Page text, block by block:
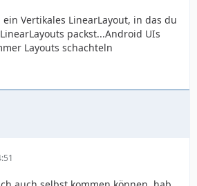
Vertikales LinearLayout, in das du
packst...Android UIs
Layouts schachteln